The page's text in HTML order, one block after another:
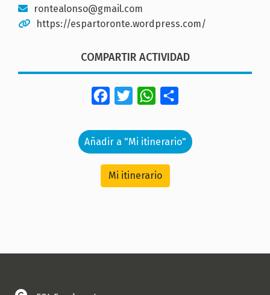
rontealonso@gmail.com
https://espartoronte.wordpress.com/
COMPARTIR ACTIVIDAD
FacebookTwitterWhatsApp
Añadir a "Mi itinerario"
Mi itinerario